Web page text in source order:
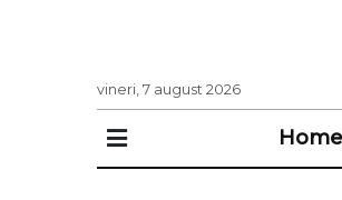
vineri, 7 august 2026
Home